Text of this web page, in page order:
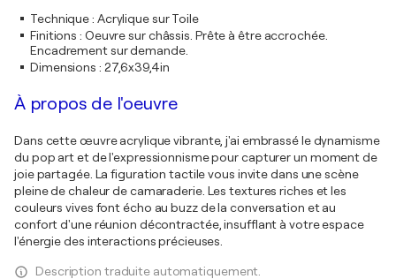
Technique: Acrylique sur Toile
Finitions : Oeuvre sur châssis. Prête à être accrochée.
Encadrement sur demande.
Dimensions : 27,6x39,4in
À propos de l'oeuvre
Dans cette œuvre acrylique vibrante, j'ai embrassé le dynamisme
du pop art et de l'expressionnisme pour capturer un moment de
joie partagée. La figuration tactile vous invite dans une scène
pleine de chaleur de camaraderie. Les textures riches et les
couleurs vives font écho au buzz de la conversation et au
confort d'une réunion décontractée, insufflant à votre espace
l'énergie des interactions précieuses.
Description traduite automatiquement.